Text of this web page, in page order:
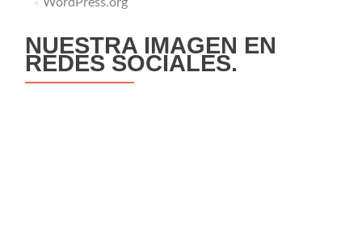
NUESTRA IMAGEN EN
REDES SOCIALES.